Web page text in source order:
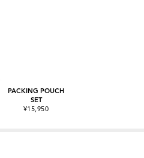
PACKING POUCH
SET
¥15,950